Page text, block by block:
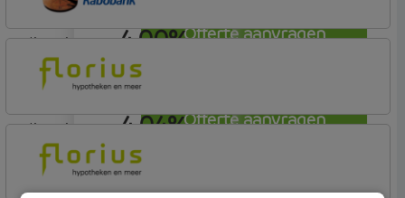
Offerte aanvragen
4,00%
Offerte aanvragen
lineair
4,04%
Rabobank Spaarbank
Plusvoorwaarden
lineair
Florius
Profijt drie + drie